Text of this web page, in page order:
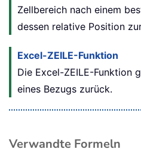
Zellbereich nach einem
dessen relative Position
Excel-ZEILE-Funktion
Die Excel-ZEILE-Funktion
eines Bezugs zurück.
Verwandte Formeln